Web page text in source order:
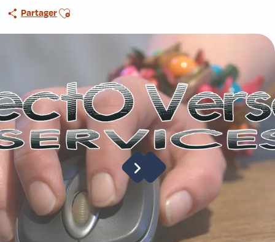
PartagerAjouter aux favoris